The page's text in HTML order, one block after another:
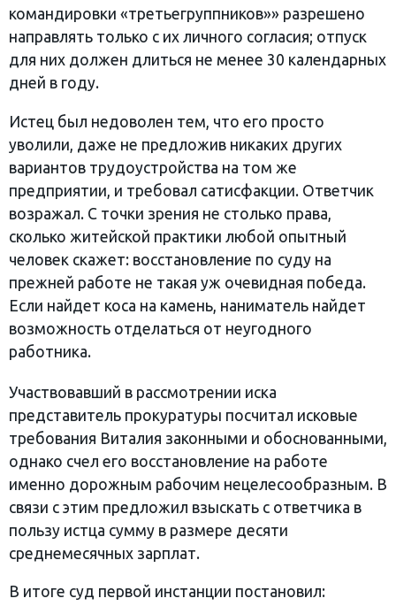
командировки «третьегруппников»» разрешено
направлять только с их личного согласия; отпуск
для них должен длиться не менее 30 календарных
дней в году.
Истец был недоволен тем, что его просто
уволили, даже не предложив никаких других
вариантов трудоустройства на том же
предприятии, и требовал сатисфакции. Ответчик
возражал. С точки зрения не столько права,
сколько житейской практики любой опытный
человек скажет: восстановление по суду на
прежней работе не такая уж очевидная победа.
Если найдет коса на камень, наниматель найдет
возможность отделаться от неугодного
работника.
Участвовавший в рассмотрении иска
представитель прокуратуры посчитал исковые
требования Виталия законными и обоснованными,
однако счел его восстановление на работе
именно дорожным рабочим нецелесообразным. В
связи с этим предложил взыскать с ответчика в
пользу истца сумму в размере десяти
среднемесячных зарплат.
В итоге суд первой инстанции постановил: